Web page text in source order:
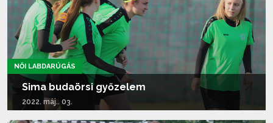
NŐI LABDARÚGÁS
Sima budaörsi győzelem
2022. máj.. 03.